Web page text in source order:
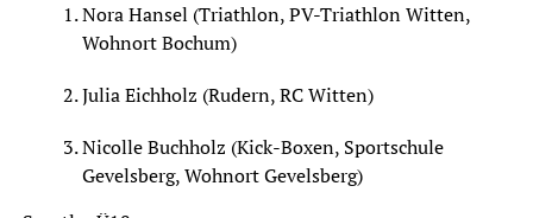
Nora Hansel (Triathlon, PV-Triathlon Witten,
Wohnort Bochum)
Julia Eichholz (Rudern, RC Witten)
Nicolle Buchholz (Kick-Boxen, Sportschule
Gevelsberg, Wohnort Gevelsberg)